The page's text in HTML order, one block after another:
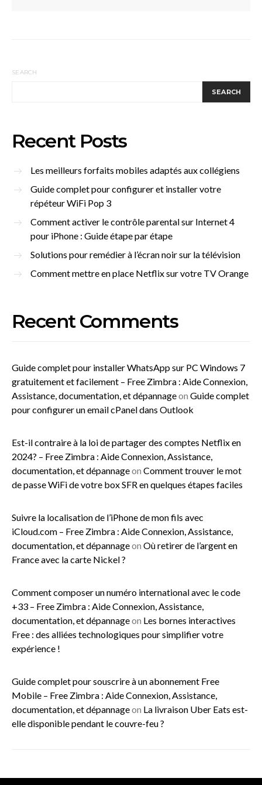
SEARCH
SEARCH
Recent Posts
Les meilleurs forfaits mobiles adaptés aux collégiens
Guide complet pour configurer et installer votre
répéteur WiFi Pop 3
Comment activer le contrôle parental sur Internet 4
pour iPhone : Guide étape par étape
Solutions pour remédier à l’écran noir sur la télévision
Comment mettre en place Netflix sur votre TV Orange
Recent Comments
Guide complet pour installer WhatsApp sur PC Windows 7
gratuitement et facilement – Free Zimbra : Aide Connexion,
Assistance, documentation, et dépannageon Guide complet
pour configurer un email cPanel dans Outlook
Est-il contraire à la loi de partager des comptes Netflix en
2024? – Free Zimbra : Aide Connexion, Assistance,
documentation, et dépannageon Comment trouver le mot
de passe WiFi de votre box SFR en quelques étapes faciles
Suivre la localisation de l’iPhone de mon fils avec
iCloud.com – Free Zimbra : Aide Connexion, Assistance,
documentation, et dépannageon Où retirer de l’argent en
France avec la carte Nickel ?
Comment composer un numéro international avec le code
+33 – Free Zimbra : Aide Connexion, Assistance,
documentation, et dépannageon Les bornes interactives
Free : des alliées technologiques pour simplifier votre
expérience !
Guide complet pour souscrire à un abonnement Free
Mobile – Free Zimbra : Aide Connexion, Assistance,
documentation, et dépannageon La livraison Uber Eats est-
elle disponible pendant le couvre-feu ?